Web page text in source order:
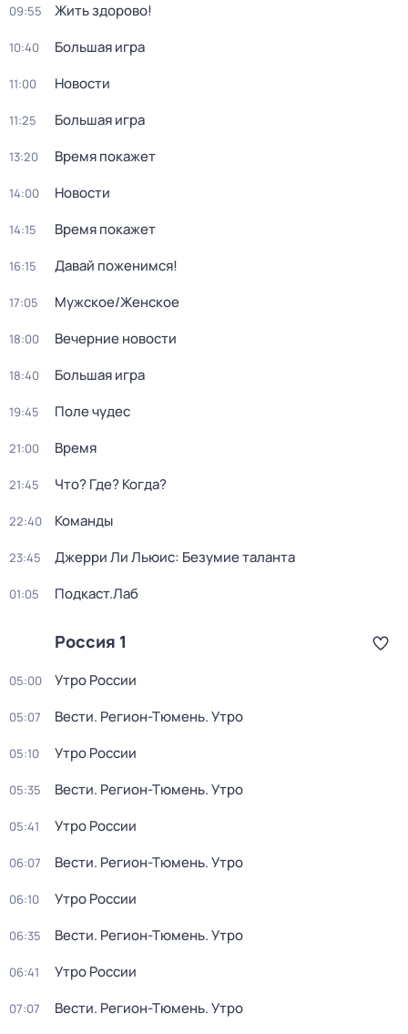
09:55 Жить здорово!
10:40 Большая игра
11:00 Новости
11:25 Большая игра
13:20 Время покажет
14:00 Новости
14:15 Время покажет
16:15 Давай поженимся!
17:05 Мужское/Женское
18:00 Вечерние новости
18:40 Большая игра
19:45 Поле чудес
21:00 Время
21:45 Что? Где? Когда?
22:40 Команды
23:45 Джерри Ли Льюис: Безумие таланта
01:05 Подкаст.Лаб
Россия 1
05:00 Утро России
05:07 Вести. Регион-Тюмень. Утро
05:10 Утро России
05:35 Вести. Регион-Тюмень. Утро
05:41 Утро России
06:07 Вести. Регион-Тюмень. Утро
06:10 Утро России
06:35 Вести. Регион-Тюмень. Утро
06:41 Утро России
07:07 Вести. Регион-Тюмень. Утро